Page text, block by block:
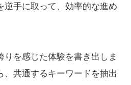
逆手に取って、効率的な進め
りを感じた体験を書き出しま
、共通するキーワードを抽出